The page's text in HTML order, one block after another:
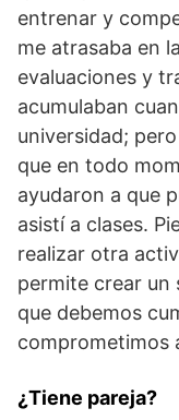
entrenar y
me atrasaba en
evaluaciones y
acumulaban
universidad;
que en todo
ayudaron a que
asistí a clases.
realizar otra
permite crear un
que debemos
comprometimos
¿Tiene pareja?